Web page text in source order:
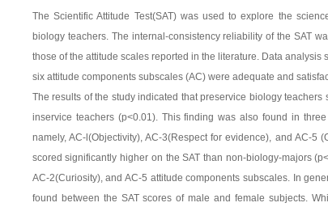
The Scientific Attitude Test(SAT) was used to explore the
biology teachers. The internal-consistency reliability of the SAT
those of the attitude scales reported in the literature. Data analysis
six attitude components subscales (AC) were adequate and
The results of the study indicated that preservice biology teachers
inservice teachers (p<0.01). This finding was also found in
namely, AC-l(Objectivity), AC-3(Respect for evidence), and AC-5
scored significantly higher on the SAT than non-biology-majors
AC-2(Curiosity), and AC-5 attitude components subscales. In
found between the SAT scores of male and female subjects.